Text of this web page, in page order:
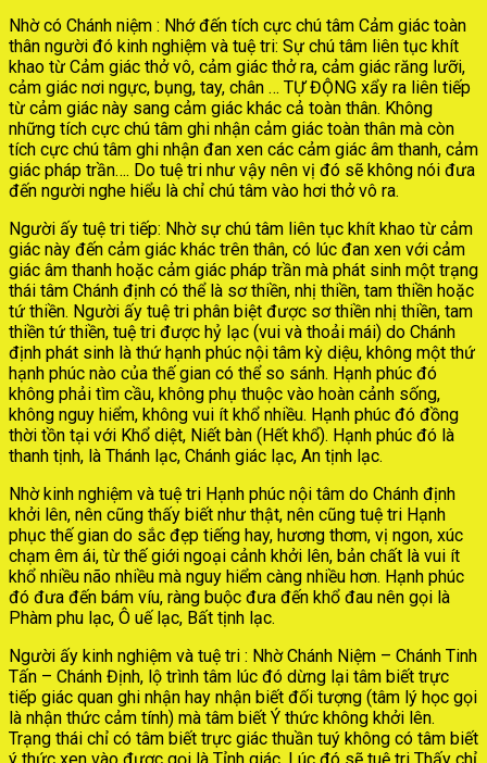
Nhờ có Chánh niệm : Nhớ đến tích cực chú tâm Cảm giác toàn
thân người đó kinh nghiệm và tuệ tri: Sự chú tâm liên tục khít
khao từ Cảm giác thở vô, cảm giác thở ra, cảm giác răng lưỡi,
cảm giác nơi ngực, bụng, tay, chân … TỰ ĐỘNG xẩy ra liên tiếp
từ cảm giác này sang cảm giác khác cả toàn thân. Không
những tích cực chú tâm ghi nhận cảm giác toàn thân mà còn
tích cực chú tâm ghi nhận đan xen các cảm giác âm thanh, cảm
giác pháp trần…. Do tuệ tri như vậy nên vị đó sẽ không nói đưa
đến người nghe hiểu là chỉ chú tâm vào hơi thở vô ra.
Người ấy tuệ tri tiếp: Nhờ sự chú tâm liên tục khít khao từ cảm
giác này đến cảm giác khác trên thân, có lúc đan xen với cảm
giác âm thanh hoặc cảm giác pháp trần mà phát sinh một trạng
thái tâm Chánh định có thể là sơ thiền, nhị thiền, tam thiền hoặc
tứ thiền. Người ấy tuệ tri phân biệt được sơ thiền nhị thiền, tam
thiền tứ thiền, tuệ tri được hỷ lạc (vui và thoải mái) do Chánh
định phát sinh là thứ hạnh phúc nội tâm kỳ diệu, không một thứ
hạnh phúc nào của thế gian có thể so sánh. Hạnh phúc đó
không phải tìm cầu, không phụ thuộc vào hoàn cảnh sống,
không nguy hiểm, không vui ít khổ nhiều. Hạnh phúc đó đồng
thời tồn tại với Khổ diệt, Niết bàn (Hết khổ). Hạnh phúc đó là
thanh tịnh, là Thánh lạc, Chánh giác lạc, An tịnh lạc.
Nhờ kinh nghiệm và tuệ tri Hạnh phúc nội tâm do Chánh định
khởi lên, nên cũng thấy biết như thật, nên cũng tuệ tri Hạnh
phục thế gian do sắc đẹp tiếng hay, hương thơm, vị ngon, xúc
chạm êm ái, từ thế giới ngoại cảnh khởi lên, bản chất là vui ít
khổ nhiều não nhiều mà nguy hiểm càng nhiều hơn. Hạnh phúc
đó đưa đến bám víu, ràng buộc đưa đến khổ đau nên gọi là
Phàm phu lạc, Ô uế lạc, Bất tịnh lạc.
Người ấy kinh nghiệm và tuệ tri : Nhờ Chánh Niệm – Chánh Tinh
Tấn – Chánh Định, lộ trình tâm lúc đó dừng lại tâm biết trực
tiếp giác quan ghi nhận hay nhận biết đối tượng (tâm lý học gọi
là nhận thức cảm tính) mà tâm biết Ý thức không khởi lên.
Trạng thái chỉ có tâm biết trực giác thuần tuý không có tâm biết